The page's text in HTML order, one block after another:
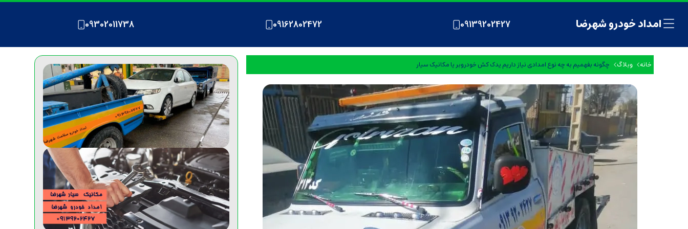
امداد خودرو شهرضا 09139202427
09162802472
09302011738
خانه وبلاگ چگونه بفهمیم به چه نوع امدادی نیاز داریم یدک کش خودروبر یا مکانیک سیار